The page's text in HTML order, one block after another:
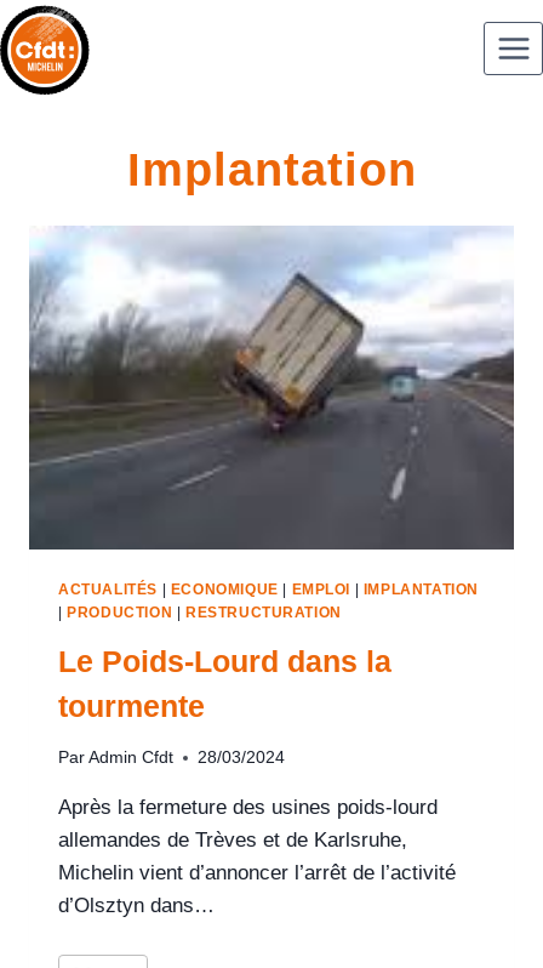
Implantation
ACTUALITÉS | ECONOMIQUE | EMPLOI | IMPLANTATION
|PRODUCTION | RESTRUCTURATION
Le Poids-Lourd dans la
tourmente
Par Admin Cfdt 28/03/2024
Après la fermeture des usines poids-lourd
allemandes de Trèves et de Karlsruhe,
Michelin vient d’annoncer l’arrêt de l’activité
d’Olsztyn dans…